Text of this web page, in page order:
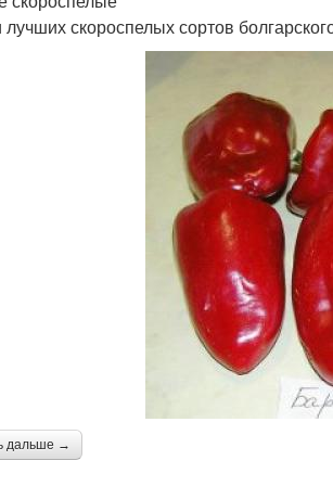
скороспелых сортов
дальше →